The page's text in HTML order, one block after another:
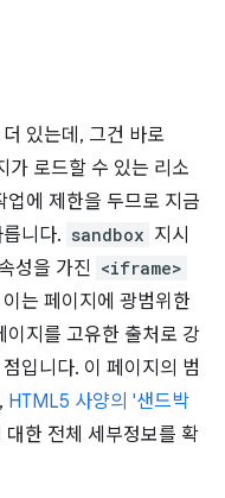
있는데, 그건 바로
가 로드할 수 있는 리소
에 제한을 두므로 지금
니다. sandbox 지시
속성을 가진 <iframe>
는 페이지에 광범위한
지를 고유한 출처로 강
입니다. 이 페이지의 범
HTML5 사양의 '샌드박
한 전체 세부정보를 확